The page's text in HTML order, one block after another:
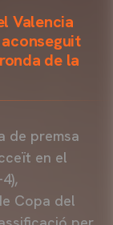
Valencia
de la
de premsa
en el
Copa del